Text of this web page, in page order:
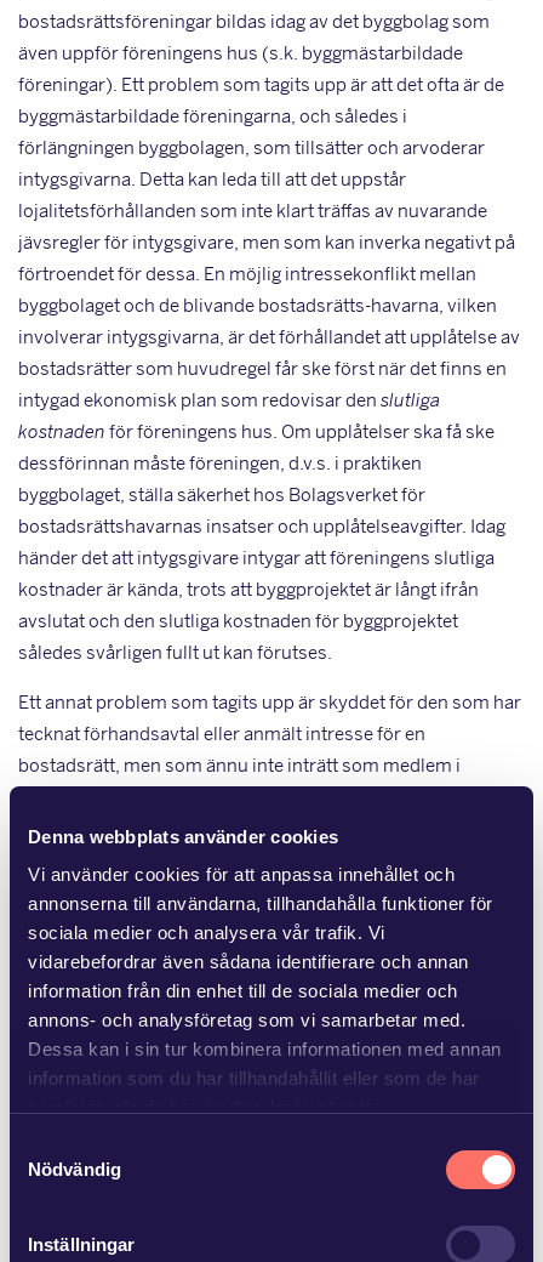
Denna webbplats använder cookies
Vi använder cookies för att anpassa innehållet och
annonserna till användarna, tillhandahålla funktioner för
sociala medier och analysera vår trafik. Vi
vidarebefordrar även sådana identifierare och annan
information från din enhet till de sociala medier och
annons- och analysföretag som vi samarbetar med.
Dessa kan i sin tur kombinera informationen med annan
information som du har tillhandahållit eller som de har
Läs mer ivår sekretesspolicy
om vilka vi är, hur du
Nödvändig
Inställningar
bostadsrättsföreningar bildas idag av det byggbolag som
även uppför föreningens hus (s.k. byggmästarbildade
föreningar). Ett problem som tagits upp är att det ofta är de
byggmästarbildade föreningarna, och således i
förlängningen byggbolagen, som tillsätter och arvoderar
intygsgivarna. Detta kan leda till att det uppstår
lojalitetsförhållanden som inte klart träffas av nuvarande
jävsregler för intygsgivare, men som kan inverka negativt på
förtroendet för dessa. En möjlig intressekonflikt mellan
byggbolaget och de blivande bostadsrätts-havarna, vilken
involverar intygsgivarna, är det förhållandet att upplåtelse av
bostadsrätter som huvudregel får ske först när det finns en
intygad ekonomisk plan som redovisar den slutliga
kostnaden för föreningens hus. Om upplåtelser ska få ske
dessförinnan måste föreningen, d.v.s. i praktiken
byggbolaget, ställa säkerhet hos Bolagsverket för
bostadsrättshavarnas insatser och upplåtelseavgifter. Idag
händer det att intygsgivare intygar att föreningens slutliga
kostnader är kända, trots att byggprojektet är långt ifrån
avslutat och den slutliga kostnaden för byggprojektet
således svårligen fullt ut kan förutses.
Ett annat problem som tagits upp är skyddet för den som har
tecknat förhandsavtal eller anmält intresse för en
bostadsrätt, men som ännu inte inträtt som medlem i
upplåtelseavtalet). Vid byggmästarbildade
bostadsrättsföreningar, d.v.s. när det byggbolag som uppför
föreningens hus också har bildat föreningen, tillsätts
föreningens första styrelse av byggbolaget (en s.k.
”byggande styrelse”) som sedermera lämnar över till en
styrelse bestående av medlemmar som förvärvat
bostadsrätt i föreningen. Styrelseleda-möterna i en
bostadsrättsförening kan komma att åläggas
skadeståndsansvar för sådan skada som de uppsåtligen eller
av oaktsamhet orsakar föreningen genom åtgärder som de
förening har dock, om alla är överens, rätt att fatta eller
föreningen. Högsta domstolen kom i rättsfallet NJA 2013 s.